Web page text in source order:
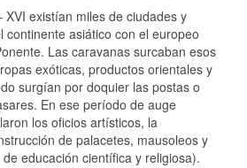
XVI existían miles de ciudades y
asiático con el europeo
Las caravanas surcaban esos
exóticas, productos orientales y
surgían por doquier las postas o
En ese período de auge
los oficios artísticos, la
de palacetes, mausoleos y
educación científica y religiosa).